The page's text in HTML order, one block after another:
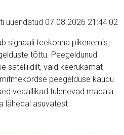
uuendatud 07.08.2026 21:44:02
signaali teekonna pikenemist
tõttu. Peegeldunud
satelliidilt, vaid keerukamat
peegelduse kaudu
veaallikad tulenevad madala
lähedal asuvatest